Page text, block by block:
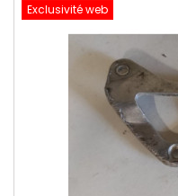
Exclusivité web